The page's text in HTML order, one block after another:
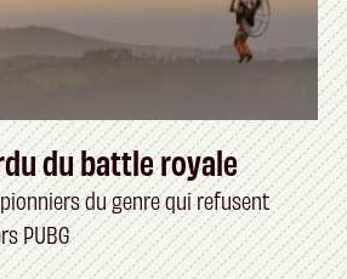
du battle royale
du genre qui refusent
PUBG